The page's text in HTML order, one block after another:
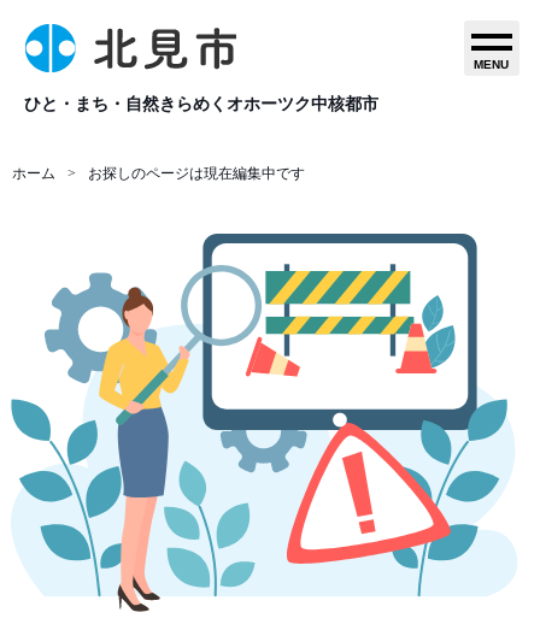
ひと・まち・自然きらめくオホーツク中核都市
MENU
ホーム お探しのページは現在編集中です